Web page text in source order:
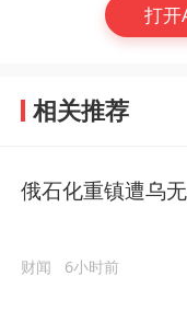
打开
相关推荐
俄石化重镇遭乌
财闻 6小时前